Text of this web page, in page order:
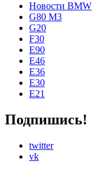
Новости BMW
G80 M3
G20
F30
E90
E46
E36
E30
E21
Подпишись!
twitter
vk